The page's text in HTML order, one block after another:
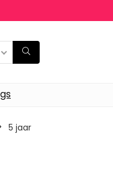
‎5 jaar